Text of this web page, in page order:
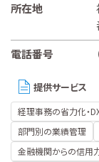
所在地
電話番号
提供サービス
経理事務の省力化・
部門別の業績管理
金融機関からの信用